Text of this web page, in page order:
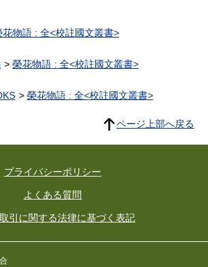
花物語 : 全<校註國文叢書>
榮花物語 : 全<校註國文叢書>
榮花物語 : 全<校註國文叢書>
ページ上部へ戻る
プライバシーポリシー
よくある質問
引に関する法律に基づく表記